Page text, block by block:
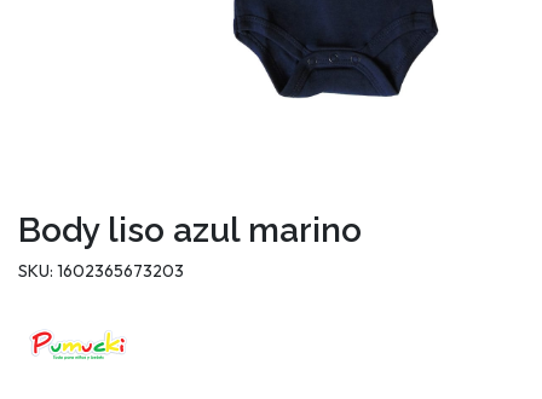
Body liso azul marino
SKU: 1602365673203